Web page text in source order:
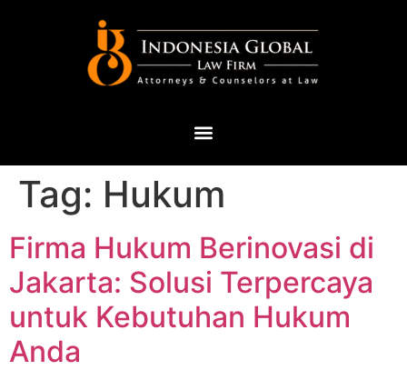
Tag: Hukum
Firma Hukum Berinovasi di
Jakarta: Solusi Terpercaya
untuk Kebutuhan Hukum
Anda